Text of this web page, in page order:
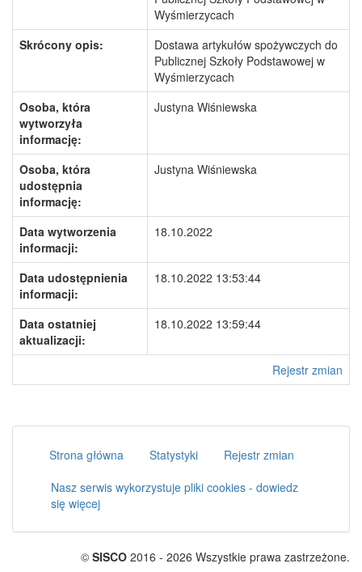
Wyśmierzycach
Skrócony opis:
Dostawa artykułów spożywczych do
Publicznej Szkoły Podstawowej w
Wyśmierzycach
Osoba, która
wytworzyła
informację:
Justyna Wiśniewska
Osoba, która
udostępnia
informację:
Justyna Wiśniewska
Data wytworzenia
informacji:
18.10.2022
Data udostępnienia
informacji:
18.10.2022 13:53:44
Data ostatniej
aktualizacji:
18.10.2022 13:59:44
Rejestr zmian
Strona główna Statystyki
Rejestr zmian
Nasz serwis wykorzystuje pliki cookies - dowiedz
się więcej
© SISCO 2016 - 2026 Wszystkie prawa zastrzeżone.